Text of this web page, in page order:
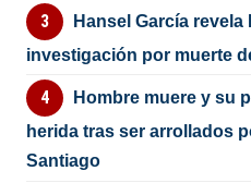
Hansel García revela
investigación por muerte
Hombre muere y su
herida tras ser arrollados
Santiago